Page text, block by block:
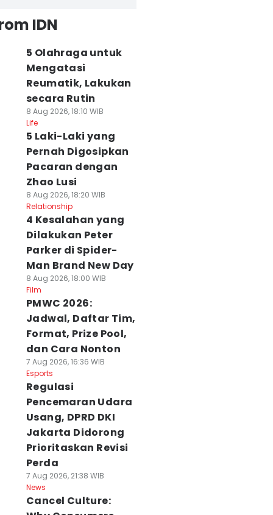
IDN
5 Olahraga untuk
Mengatasi
Reumatik, Lakukan
secara Rutin
8 Aug 2026, 18:10 WIB
Life
5 Laki-Laki yang
Pernah Digosipkan
Pacaran dengan
Zhao Lusi
8 Aug 2026, 18:20 WIB
Relationship
4 Kesalahan yang
Dilakukan Peter
Parker di Spider-
Man Brand New Day
8 Aug 2026, 18:00 WIB
Film
PMWC 2026:
Jadwal, Daftar Tim,
Format, Prize Pool,
dan Cara Nonton
7 Aug 2026, 16:36 WIB
Esports
Regulasi
Pencemaran Udara
Usang, DPRD DKI
Jakarta Didorong
Prioritaskan Revisi
Perda
7 Aug 2026, 21:38 WIB
News
Cancel Culture: